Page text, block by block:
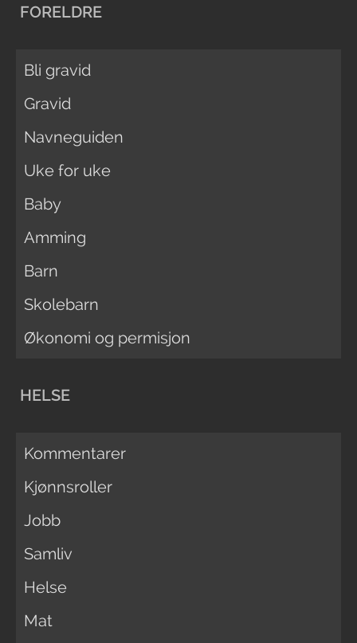
FORELDRE
Bli gravid
Gravid
Navneguiden
Uke for uke
Baby
Amming
Barn
Skolebarn
Økonomi og permisjon
HELSE
Kommentarer
Kjønnsroller
Jobb
Samliv
Helse
Mat